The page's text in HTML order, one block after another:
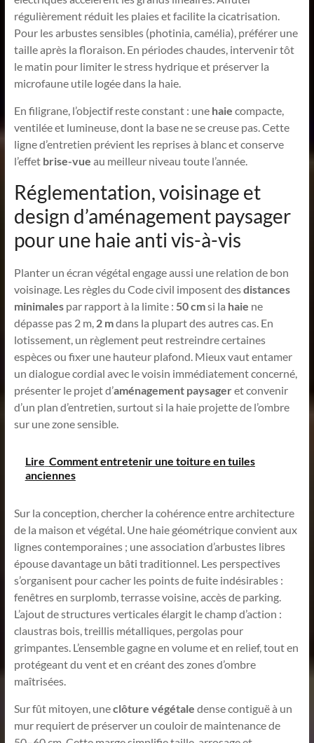
régulièrement réduit les plaies et facilite la cicatrisation.
Pour les arbustes sensibles (photinia, camélia), préférer une
taille après la floraison. En périodes chaudes, intervenir tôt
le matin pour limiter le stress hydrique et préserver la
microfaune utile logée dans la haie.
En filigrane, l’objectif reste constant : une haie compacte,
ventilée et lumineuse, dont la base ne se creuse pas. Cette
ligne d’entretien prévient les reprises à blanc et conserve
l’effet brise-vue au meilleur niveau toute l’année.
Réglementation, voisinage et
design d’aménagement paysager
pour une haie anti vis-à-vis
Planter un écran végétal engage aussi une relation de bon
voisinage. Les règles du Code civil imposent desdistances
minimalespar rapport à la limite : 50 cmsi la haie ne
dépasse pas 2 m, 2 mdans la plupart des autres cas. En
lotissement, un règlement peut restreindre certaines
espèces ou fixer une hauteur plafond. Mieux vaut entamer
un dialogue cordial avec le voisin immédiatement concerné,
présenter le projet d’aménagement paysageret convenir
d’un plan d’entretien, surtout si la haie projette de l’ombre
sur une zone sensible.
Lire Comment entretenir une toiture en tuiles
anciennes
Sur la conception, chercher la cohérence entre architecture
de la maison et végétal. Une haie géométrique convient aux
lignes contemporaines ; une association d’arbustes libres
épouse davantage un bâti traditionnel. Les perspectives
s’organisent pour cacher les points de fuite indésirables :
fenêtres en surplomb, terrasse voisine, accès de parking.
L’ajout de structures verticales élargit le champ d’action :
claustras bois, treillis métalliques, pergolas pour
grimpantes. L’ensemble gagne en volume et en relief, tout en
protégeant du vent et en créant des zones d’ombre
maîtrisées.
Sur fût mitoyen, uneclôture végétale dense contiguë à un
mur requiert de préserver un couloir de maintenance de